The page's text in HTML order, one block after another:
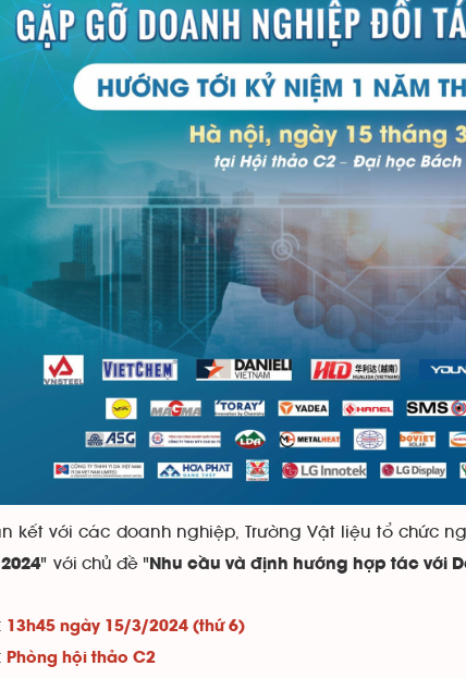
kết với các doanh nghiệp, Trường Vật liệu tổ chức
" với chủ đề " Nhu cầu và định hướng hợp tác với
13h45 ngày 15/3/2024 (thứ 6)
Phòng hội thảo C2